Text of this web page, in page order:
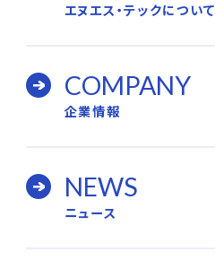
エヌエス・テックについて
COMPANY
企業情報
NEWS
ニュース